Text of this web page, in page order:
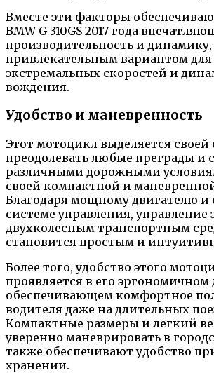
Вместе эти факторы
BMW G 310GS 2017 года
производительность и динамику,
привлекательным вариантом
экстремальных скоростей и
вождения.
Удобство и маневренность
Этот мотоцикл выделяется
преодолевать любые преграды и
различными дорожными
своей компактной и
Благодаря мощному двигателю и
системе управления, управление
двухколесным транспортным
становится простым и
Более того, удобство этого
проявляется в его эргономичном
обеспечивающем комфортное
водителя даже на длительных
Компактные размеры и легкий
уверенно маневрировать в
также обеспечивают удобство
хранении.